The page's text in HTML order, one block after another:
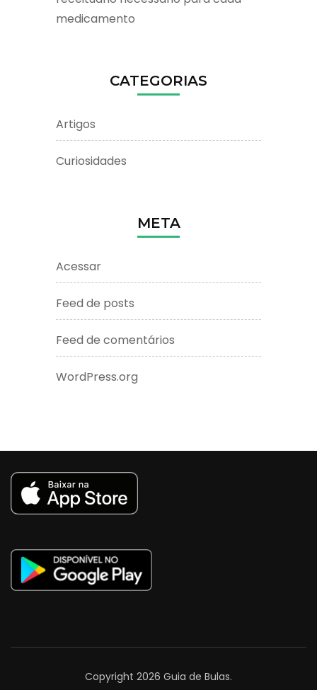
medicamento
CATEGORIAS
Artigos
Curiosidades
META
Acessar
Feed de posts
Feed de comentários
WordPress.org
Copyright 2026 Guia de Bulas.